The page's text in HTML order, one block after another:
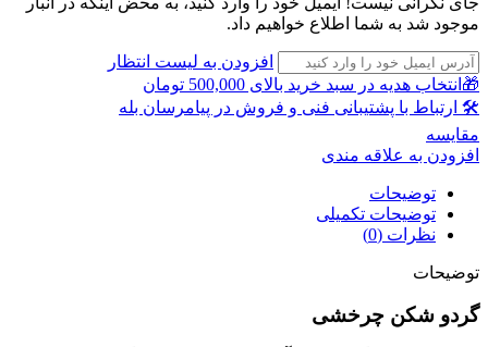
موجود شد به شما اطلاع خواهیم داد.
افزودن به لیست انتظار
🎁انتخاب هدیه در سبد خرید بالای 500,000 تومان
🛠 ارتباط با پشتیبانی فنی و فروش در پیامرسان بله
مقايسه
افزودن به علاقه مندی
توضیحات
توضیحات تکمیلی
نظرات (0)
توضیحات
گردو شکن چرخشی